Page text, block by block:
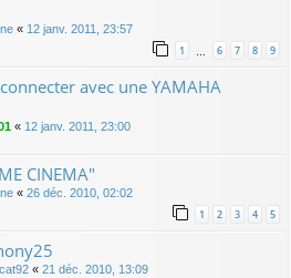
« 12 janv. 2011, 23:57
1 6 7 8 9
avec une YAMAHA
« 12 janv. 2011, 23:00
CINEMA"
« 26 déc. 2010, 02:02
1 2 3 4 5
« 21 déc. 2010, 13:09